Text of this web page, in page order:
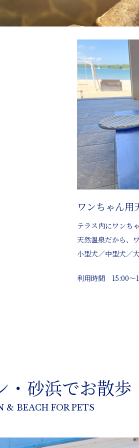
ワンちゃん用
テラス内にワンち
天然温泉だから、
小型犬／中型犬／
利用時間 15:00～
・砂浜でお散歩
& BEACH FOR PETS